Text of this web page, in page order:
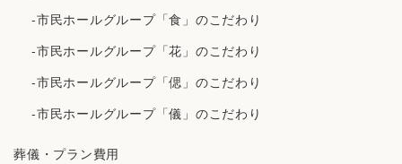
-市民ホールグループ「食」のこだわり
-市民ホールグループ「花」のこだわり
-市民ホールグループ「偲」のこだわり
-市民ホールグループ「儀」のこだわり
葬儀・プラン費用